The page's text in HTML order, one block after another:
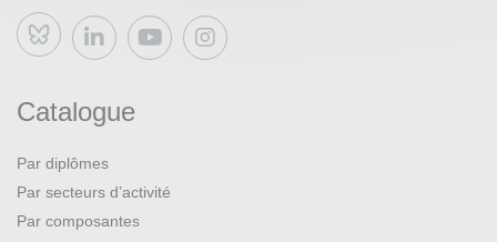
Bluesky
Catalogue
Par diplômes
Par secteurs d’activité
Par composantes